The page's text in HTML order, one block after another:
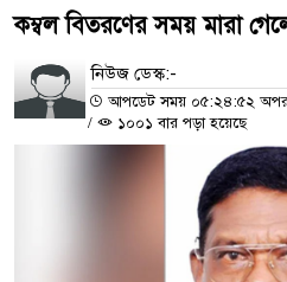
কম্বল বিতরণের সময় মারা
নিউজ ডেস্ক:-
আপডেট সময় ০৫:২৪:৫২
/
১০০১ বার পড়া হয়েছে